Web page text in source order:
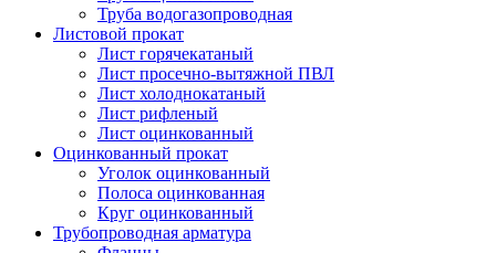
Труба водогазопроводная
Листовой прокат
Лист горячекатаный
Лист просечно-вытяжной ПВЛ
Лист холоднокатаный
Лист рифленый
Лист оцинкованный
Оцинкованный прокат
Уголок оцинкованный
Полоса оцинкованная
Круг оцинкованный
Трубопроводная арматура